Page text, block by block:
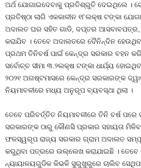
ଅର୍ଥ ଯୋଗାଇଦେବାକୁ ପ୍ରତିଶ୍ରୁତି ଦେଇଥିଲେ ।
ପ୍ରତିଷ୍ଠା ଲାଗି ଏକକାଳୀନ ୧୮ଲକ୍ଷ ଟଙ୍କା
ଅଦାଲତ ଘର ସହିତ ଗାଡି, ଦପ୍ତର
କରାଯିବ । ତେବେ ଅଦାଲତରେ ଦୈନିନ୍ଦିନ
ପ୍ରଥମ ତିନିବର୍ଷ ପାଇଁ କେନ୍ଦ୍ର ସରକାର ବହନ
ସର୍ବୋଚ୍ଚ ସୀମା ୩.୨ଲକ୍ଷ ଟଙ୍କା ଧାର୍ଯ୍ୟ
୨୦୨୧ ଅଗଷ୍ଟମାସରେ କେନ୍ଦ୍ର ସରକାରଙ୍କ
ନିୟମାବଳୀରେ ମଧ୍ୟ ଅନୁରୂପ ବ୍ୟବସ୍ଥା ଥିଲା ।
ତେବେ ପରିବର୍ତ୍ତିତ ନିୟମାବଳୀରେ ତିନି ବର୍ଷ ପରେ
ସରକାରଙ୍କ ଠାରୁ କୌଣସି ପ୍ରକାର ସହାୟତା
ଫଳସ୍ୱରୂପ ରାଜ୍ୟ ସରକାର ଗ୍ରାମ ଅଦାଲତ
କରୁଥିବା ପତ୍ରରେ ଉଲ୍ଲେଖ କରାଯାଇଛି । ତେବେ
ନ୍ୟାୟାଳୟଗୁଡିକ କିଭଳି ସୁରୁଖୁରୁରେ ଚାଲିବ